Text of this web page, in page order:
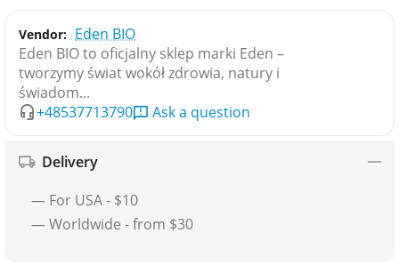
Vendor: Eden BIO
Eden BIO to oficjalny sklep marki Eden –
tworzymy świat wokół zdrowia, natury i
świadom...
+48537713790
Ask a question
Delivery
— For USA - $10
— Worldwide - from $30